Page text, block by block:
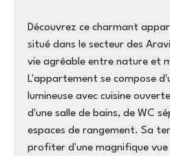
Découvrez ce charmant
situé dans le secteur des
vie agréable entre nature et
L'appartement se compose
lumineuse avec cuisine
d'une salle de bains, de WC
espaces de rangement. Sa
profiter d'une magnifique vue